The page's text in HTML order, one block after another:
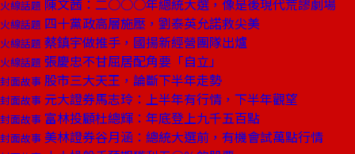
火線話題 陳文茜：二○○○年總統大選，像是後現代荒謬劇場
火線話題 四十黨政高層施壓，劉泰英允諾救尖美
火線話題 蔡鎮宇做推手，國揚新經營團隊出爐
火線話題 張慶忠不甘屈居配角要「自立」
封面故事 股市三大天王，論斷下半年走勢
封面故事 元大證券馬志玲：上半年有行情，下半年觀望
封面故事 富林投顧杜總輝：年底登上九千五百點
封面故事 美林證券谷月涵：總統大選前，有機會試萬點行情